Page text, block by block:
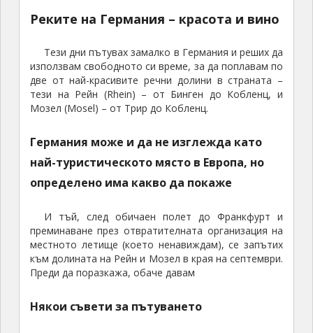
Реките на Германия – красота и вино
Тези дни пътувах замалко в Германия и реших да
използвам свободното си време, за да поплавам по
две от най-красивите речни долини в страната –
тези на Рейн (Rhein) – от Бинген до Кобленц, и
Мозел (Mosel) – от Трир до Кобленц.
Германия може и да не изглежда като
най-туристическото място в Европа, но
определено има какво да покаже
И тъй, след обичаен полет до Франкфурт и
преминаване през отвратителната организация на
местното летище (което ненавиждам), се запътих
към долината на Рейн и Мозел в края на септември.
Преди да поразкажа, обаче давам
Някои съвети за пътуването